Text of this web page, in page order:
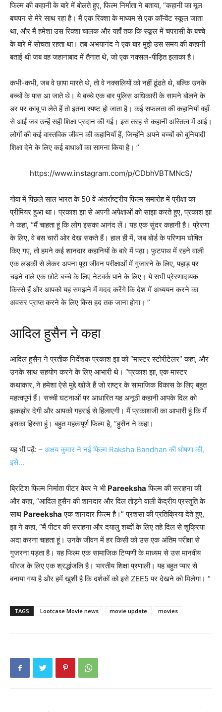
फिल्म की कहानी के बारे में बोलते हुए, फिल्म निर्माता ने बताया, “कहानी का मूल
बचपन से मेरे साथ रहा है। मैं एक रिक्शा के माध्यम से एक कॉन्वेंट स्कूल जाता
था, और मैं हमेशा उस रिक्शा चालक और यहाँ तक कि स्कूल में चपरासी के बच्चे
के बारे में सोचता रहता था। तब अभयानंद ने एक बार मुझे उस समय की कहानी
बताई थी जब वह जहानाबाद में तैनात थे, जो एक नक्सल-पीड़ित इलाका है।
कभी-कभी, जब वे छापा मारते थे, तो वे नक्सलियों को नहीं ढूंढते थे, बल्कि उनके
बच्चों के पास आ जाते थे। ये बच्चे एक बार पुलिस अधिकारी के सामने बोलने के
डर पर काबू पा लेते हैं तो इतना स्पष्ट हो जाता है। कई सफलता की कहानियाँ वहाँ
से आईं जब उन्हें सही शिक्षा प्रदान की गई। इस तरह से कहानी अस्तित्व में आई।
लोगों की कई वास्तविक जीवन की कहानियाँ हैं, जिन्होंने अपने बच्चों को बुनियादी
शिक्षा देने के लिए कई बाधाओं का सामना किया है। ”
https://www.instagram.com/p/CDbhVBTMNcS/
गोवा में पिछले साल भारत के 50 वें अंतर्राष्ट्रीय फिल्म समारोह में प्रीक्षा का
प्रीमियर हुआ था। प्रकाश झा से अपनी अपेक्षाओं को साझा करते हुए, प्रकाश झा
ने कहा, “मैं चाहता हूं कि लोग इसका आनंद लें। यह एक सुंदर कहानी है। प्रेरणा
के लिए, वे बस चारों ओर देख सकते हैं। हाल ही में, जब बोर्ड के परिणाम घोषित
किए गए, तो हमने कई शानदार कहानियों के बारे में पढ़ा। फुटपाथ में रहने वाली
एक लड़की से लेकर अपना पूरा जीवन परीक्षाओं में गुजारने के लिए, पहाड़ पर
चढ़ने वाले एक छोटे बच्चे के लिए नेटवर्क पाने के लिए। ये सभी प्रेरणादायक
किस्से हैं और आपको यह समझने में मदद करेंगे कि देश में अध्ययन करने का
अवसर प्राप्त करने के लिए किस हद तक जाना होगा। ”
आदिल हुसैन ने कहा
आदिल हुसैन ने प्रतीक निर्देशक प्रकाश झा को “मास्टर स्टोरीटेलर” कहा, और
उनके साथ सहयोग करने के लिए आभारी थे। “प्रकाश झा, एक मास्टर
कथाकार, ने हमेशा ऐसे मुद्दे खोजे हैं जो राष्ट्र के सामाजिक विकास के लिए बहुत
महत्वपूर्ण हैं। सच्ची घटनाओं पर आधारित यह अनूठी कहानी आपके दिल को
झकझोर देगी और आपको गहराई से हिलाएगी। मैं प्रकाशजी का आभारी हूं कि मैं
इसका हिस्सा हूं। बहुत महत्वपूर्ण फिल्म है, ”हुसैन ने कहा।
यह भी पढ़ें: – अक्षय कुमार ने नई फिल्म Raksha Bandhan की घोषणा की,
इसे…
ब्रिटिश फिल्म निर्माता पीटर वेबर ने भी Pareeksha फिल्म की सराहना की
और कहा, “आदिल हुसैन की शानदार और दिल तोड़ने वाली केंद्रीय प्रस्तुति के
साथ Pareeksha एक शानदार फिल्म है।” प्रशंसा की प्रतिक्रिया देते हुए,
झा ने कहा, “मैं पीटर की सराहना और दयालु शब्दों के लिए तहे दिल से शुक्रिया
अदा करना चाहता हूं। उनके जीवन में हर किसी को उस एक अंतिम परीक्षा से
गुजरना पड़ता है। यह फिल्म एक सामाजिक टिप्पणी के माध्यम से उस मानवीय
धीरज के लिए एक श्रद्धांजलि है। भारतीय शिक्षा प्रणाली। यह बहुत प्यार से
बनाया गया है और हमें खुशी है कि दर्शकों को इसे ZEE5 पर देखने को मिलेगा। “
TAGS Lootcase Movie news movie update movies